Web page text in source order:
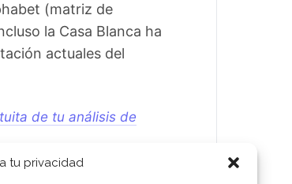
tu privacidad
(matriz de
la Casa Blanca ha
actuales del
de tu análisis de